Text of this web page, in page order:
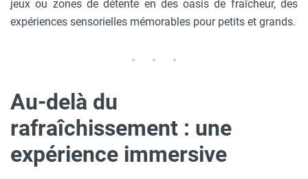
jeux ou zones de détente en des oasis de fraîcheur, des
expériences sensorielles mémorables pour petits et grands.
Au-delà du
rafraîchissement : une
expérience immersive